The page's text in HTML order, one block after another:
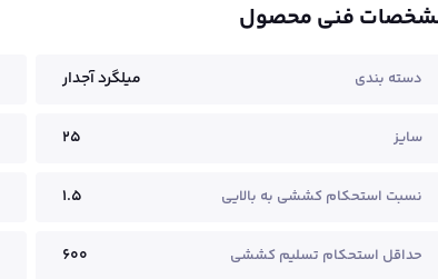
فنی محصول
دسته بندی میلگرد آجدار
سایز 25
نسبت استحکام کششی به بالایی 1.5
حداقل استحکام تسلیم کششی 600